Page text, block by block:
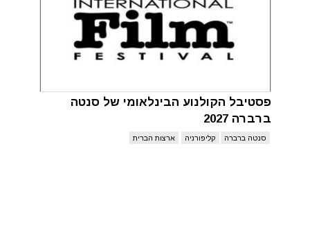
פסטיבל הקולנוע הבינלאומי של סנטה
ברברה 2027
סנטה ברברה קליפורניה ארצות הברית